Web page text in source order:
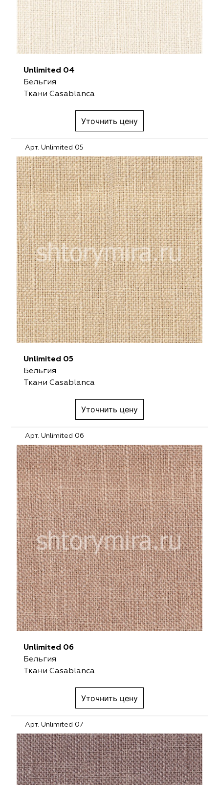
Unlimited 04
Бельгия
Ткани Casablanca
Уточнить цену
Арт. Unlimited 05
Unlimited 05
Бельгия
Ткани Casablanca
Уточнить цену
Арт. Unlimited 06
Unlimited 06
Бельгия
Ткани Casablanca
Уточнить цену
Арт. Unlimited 07